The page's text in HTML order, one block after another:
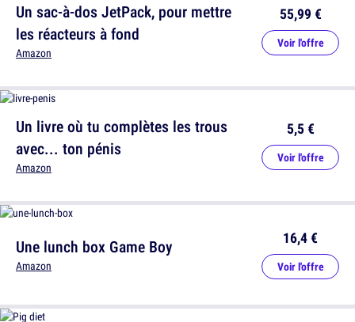
Un livre où tu complètes les trous
avec... ton pénis
Amazon
5,5 €
Voir l'offre
Un sac-à-dos JetPack, pour mettre
les réacteurs à fond
Amazon
55,99 €
Voir l'offre
Une lunch box Game Boy
Amazon
16,4 €
Voir l'offre